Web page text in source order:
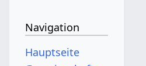
Navigation
Hauptseite